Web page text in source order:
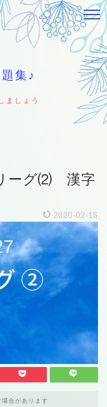
集♪
ましょう
ーグ⑵ 漢字
2020-02-16
合があります